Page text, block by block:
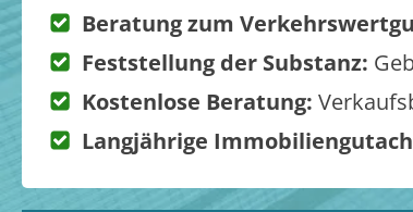
Beratung zum
Feststellung der Substanz:
Kostenlose Beratung:
Langjährige